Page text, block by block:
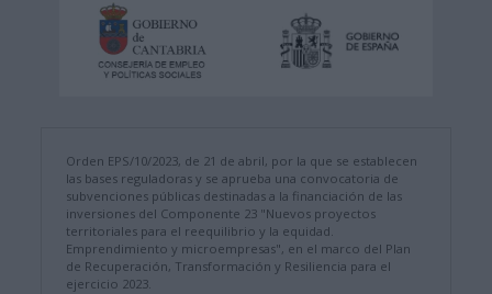
Orden EPS/10/2023, de 21 de abril, por la que se establecen
las bases reguladoras y se aprueba una convocatoria de
subvenciones públicas destinadas a la financiación de las
inversiones del Componente 23 "Nuevos proyectos
territoriales para el reequilibrio y la equidad.
Emprendimiento y microempresas", en el marco del Plan
de Recuperación, Transformación y Resiliencia para el
ejercicio 2023.